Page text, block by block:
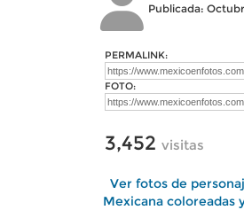
Publicada:
PERMALINK:
FOTO:
3,452 visitas
Ver fotos de
Mexicana coloreadas